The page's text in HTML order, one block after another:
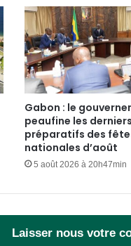
Gabon : le
peaufine les
préparatifs des
nationales d’août
5 août 2026 à 20h47min
Laisser nous votre